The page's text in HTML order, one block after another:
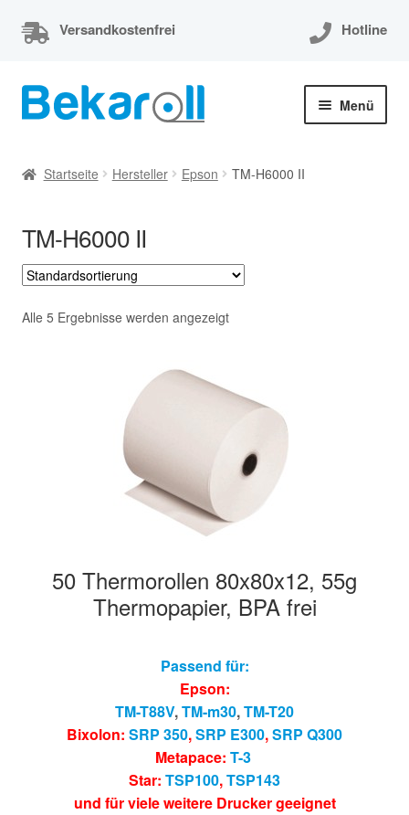
Versandkostenfrei Hotline
Zur
Navigation
Zum
Inhalt
Menü
EC-Cash Rollen
Hersteller/Gerät
Apothekenrollen
Rollen für Waagen
Startseite Hersteller Epson TM-H6000 II
TM-H6000 II
Alle 5 Ergebnisse werden angezeigt
50 Thermorollen 80x80x12, 55g
Thermopapier, BPA frei
Passend für:
Epson:
TM-T88V,TM-m30,TM-T20
Bixolon: SRP 350,SRP E300,SRP Q300
Metapace: T-3
Star: TSP100,TSP143
und für viele weitere Drucker geeignet